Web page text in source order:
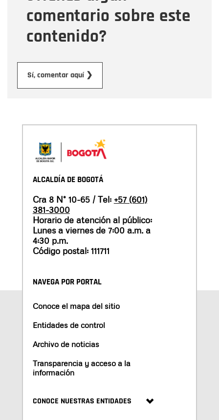
comentario sobre este
contenido?
Sí, comentar aquí ❯
ALCALDÍA DE BOGOTÁ
Cra 8 N° 10-65 / Tel: +57 (601)
381-3000
Horario de atención al público:
Lunes a viernes de 7:00 a.m. a
4:30 p.m.
Código postal: 111711
NAVEGA POR PORTAL
Conoce el mapa del sitio
Entidades de control
Archivo de noticias
Transparencia y acceso a la
información
CONOCE NUESTRAS ENTIDADES